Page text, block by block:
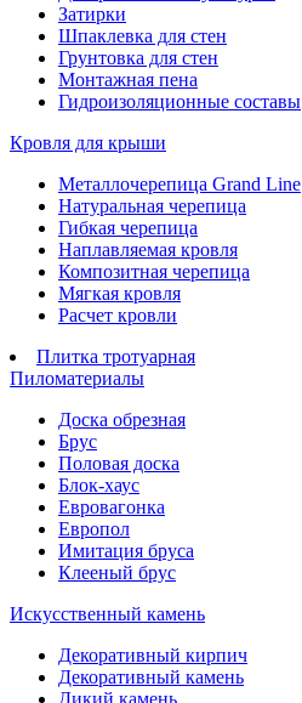
Затирки
Шпаклевка для стен
Грунтовка для стен
Монтажная пена
Гидроизоляционные составы
Кровля для крыши
Металлочерепица Grand Line
Натуральная черепица
Гибкая черепица
Наплавляемая кровля
Композитная черепица
Мягкая кровля
Расчет кровли
Плитка тротуарная
Пиломатериалы
Доска обрезная
Брус
Половая доска
Блок-хаус
Евровагонка
Европол
Имитация бруса
Клееный брус
Искусственный камень
Декоративный кирпич
Декоративный камень
Дикий камень